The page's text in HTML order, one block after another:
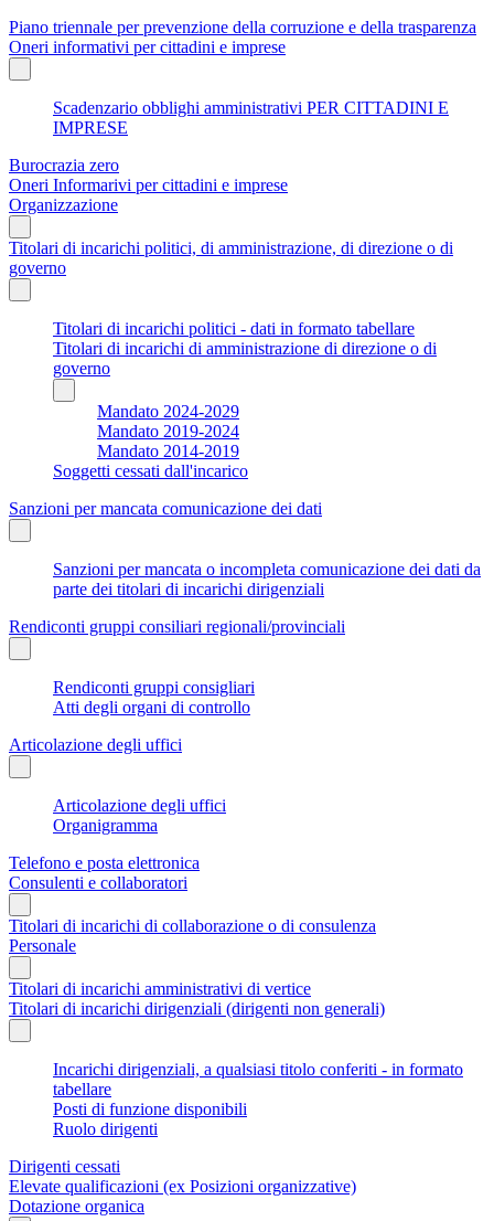
Piano triennale per prevenzione della corruzione e della trasparenza
Oneri informativi per cittadini e imprese
Scadenzario obblighi amministrativi PER CITTADINI E
IMPRESE
Burocrazia zero
Oneri Informarivi per cittadini e imprese
Organizzazione
Titolari di incarichi politici, di amministrazione, di direzione o di
governo
Titolari di incarichi politici - dati in formato tabellare
Titolari di incarichi di amministrazione di direzione o di
governo
Mandato 2024-2029
Mandato 2019-2024
Mandato 2014-2019
Soggetti cessati dall'incarico
Sanzioni per mancata comunicazione dei dati
Sanzioni per mancata o incompleta comunicazione dei dati da
parte dei titolari di incarichi dirigenziali
Rendiconti gruppi consiliari regionali/provinciali
Rendiconti gruppi consigliari
Atti degli organi di controllo
Articolazione degli uffici
Articolazione degli uffici
Organigramma
Telefono e posta elettronica
Consulenti e collaboratori
Titolari di incarichi di collaborazione o di consulenza
Personale
Titolari di incarichi amministrativi di vertice
Titolari di incarichi dirigenziali (dirigenti non generali)
Incarichi dirigenziali, a qualsiasi titolo conferiti - in formato
tabellare
Posti di funzione disponibili
Ruolo dirigenti
Dirigenti cessati
Elevate qualificazioni (ex Posizioni organizzative)
Dotazione organica